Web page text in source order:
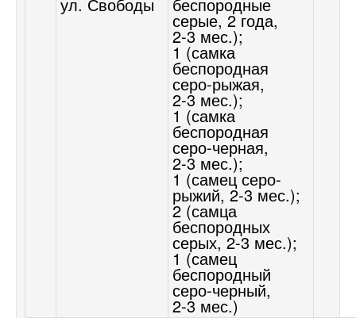
серые, 2 года,
2-3 мес.);
1 (самка
беспородная
серо-рыжая,
2-3 мес.);
1 (самка
беспородная
серо-черная,
2-3 мес.);
1 (самец серо-
рыжий, 2-3 мес.);
2 (самца
беспородных
серых, 2-3 мес.);
1 (самец
беспородный
серо-черный,
2-3 мес.)